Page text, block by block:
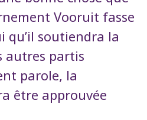
Vooruit fasse
qu’il soutiendra la
autres partis
parole, la
être approuvée